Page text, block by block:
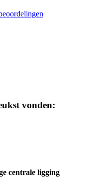
vonden:
centrale ligging